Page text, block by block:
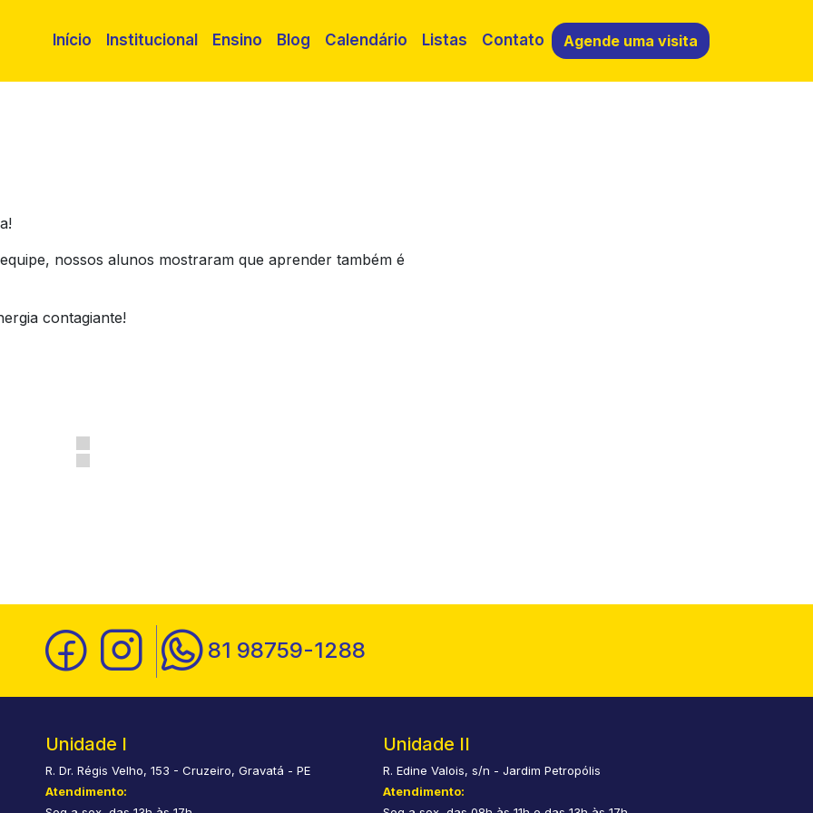
Início Institucional Ensino Blog Calendário Listas Contato Agende uma visita
nossos alunos mostraram que aprender também é
contagiante!
81 98759-1288
Unidade I
R. Dr. Régis Velho, 153 - Cruzeiro, Gravatá - PE
Atendimento:
Unidade II
R. Edine Valois, s/n - Jardim Petropólis
Atendimento: